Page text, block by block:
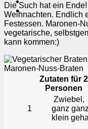
Die Such hat ein
Weihnachten. Endlich
Festessen. Maronen-
vegetarische,
kann kommen:)
Zutaten für 2
Personen
1
Zwiebel,
ganz ganz
klein